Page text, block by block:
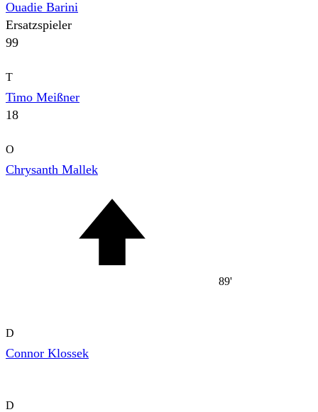
Ouadie Barini
Ersatzspieler
99
T
Timo Meißner
18
O
Chrysanth Mallek
89'
D
Connor Klossek
D